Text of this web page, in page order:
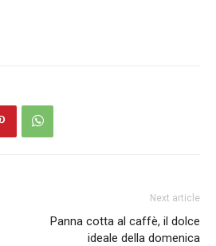
Next article
Panna cotta al caffè, il dolce
ideale della domenica